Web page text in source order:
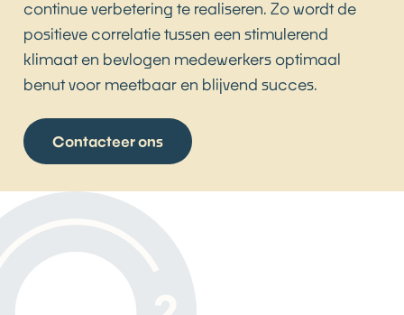
continue verbetering te realiseren. Zo wordt de
positieve correlatie tussen een stimulerend
klimaat en bevlogen medewerkers optimaal
benut voor meetbaar en blijvend succes.
Contacteer ons